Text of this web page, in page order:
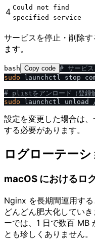
4 Could not find
specified service
サービスを停止・削除
ます。
bash Copy code # サービス
sudo launchctl stop
# plistをアンロード（登録解
sudo
設定を変更した場合は
する必要があります。
ログローテー
macOS におけるロ
Nginx を長期間運用す
どんどん肥大化してい
ーでは、1 日で数百 MB
とも珍しくありません。